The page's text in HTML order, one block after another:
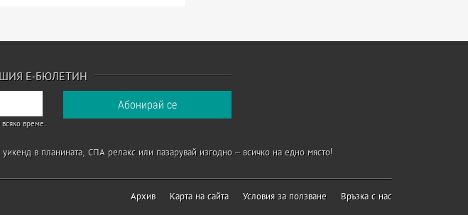
Е-БЮЛЕТИН
време.
в планината, СПА релакс или пазарувай изгодно – всичко на едно място!
Архив Карта на сайта Условия за ползване Връзка с нас